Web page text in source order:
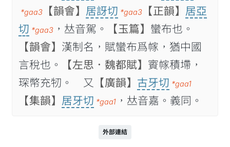
*gaa3 【韻會】 居訝切 *gaa3 【正韻】 居亞
切 *gaa3 ，𠀤音駕。 【玉篇】 蠻布也。
【韻會】 漢制名，賦蠻布爲幏，猶中國
言稅也。
【左思．魏都賦】 賨幏積墆，
琛幣充牣。 又
【廣韻】 古牙切 *gaa1
【集韻】 居牙切 *gaa1 ，𠀤音嘉。義同。
外部連結